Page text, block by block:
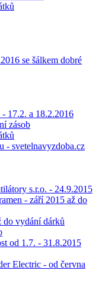
se šálkem dobré
17.2. a 18.2.2016
zásob
- svetelnavyzdoba.cz
s.r.o. - 24.9.2015
- září 2015 až do
vydání dárků
od 1.7. - 31.8.2015
Electric - od června